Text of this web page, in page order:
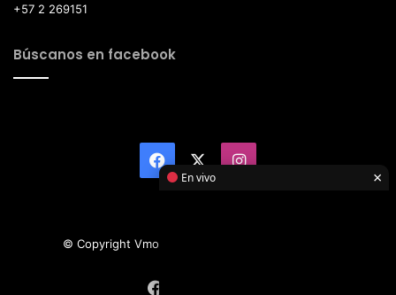
+57 2 269151
Búscanos en facebook
Facebook Instagram
© Copyright Vmotor TI 2026, All Rights Reserved
En vivo ×